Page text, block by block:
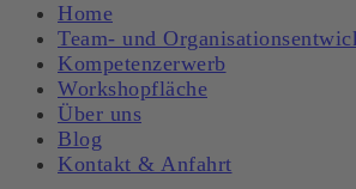
Home
Team- und
Kompetenzerwerb
Workshopfläche
Über uns
Blog
Kontakt & Anfahrt